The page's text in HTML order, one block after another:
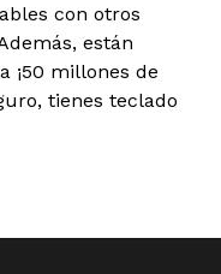
con otros
están
¡50 millones de
tienes teclado